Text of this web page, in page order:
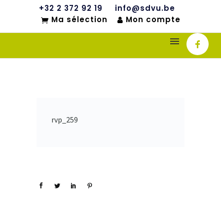
+32 2 372 92 19
info@sdvu.be
Ma sélection
Mon compte
rvp_259